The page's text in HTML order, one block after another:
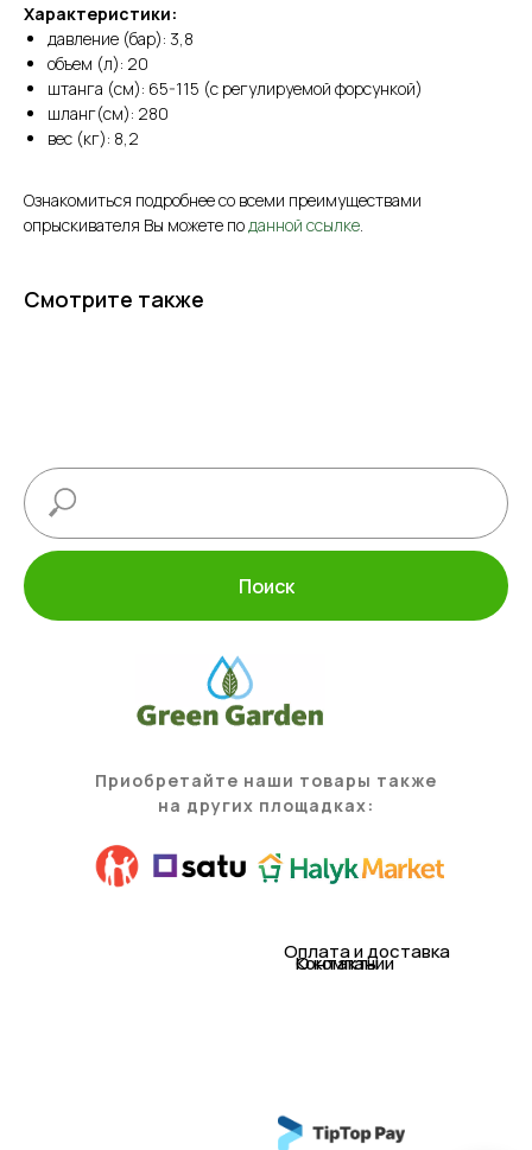
Характеристики:
давление (бар): 3,8
объем (л): 20
штанга (см): 65-115 (с регулируемой форсункой)
шланг(см): 280
вес (кг): 8,2
Ознакомиться подробнее со всеми преимуществами
опрыскивателя Вы можете по данной ссылке
Смотрите также
Поиск
Приобретайте наши товары также
на других площадках:
Оплата и доставка
Контакты
О компании